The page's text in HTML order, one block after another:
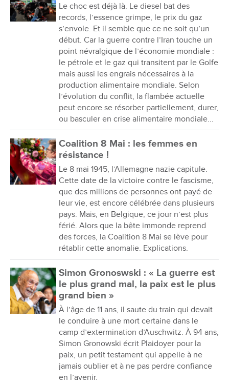
Le choc est déjà là. Le diesel bat des
records, l’essence grimpe, le prix du gaz
s’envole. Et il semble que ce ne soit qu’un
début. Car la guerre contre l’Iran touche un
point névralgique de l’économie mondiale :
le pétrole et le gaz qui transitent par le Golfe
mais aussi les engrais nécessaires à la
production alimentaire mondiale. Selon
l’évolution du conflit, la flambée actuelle
peut encore se résorber partiellement, durer,
ou basculer en crise alimentaire mondiale...
Coalition 8 Mai : les femmes en
résistance !
Le 8 mai 1945, l’Allemagne nazie capitule.
Cette date de la victoire contre le fascisme,
que des millions de personnes ont payé de
leur vie, est encore célébrée dans plusieurs
pays. Mais, en Belgique, ce jour n’est plus
férié. Alors que la bête immonde reprend
des forces, la Coalition 8 Mai se lève pour
rétablir cette anomalie. Explications.
Simon Gronoswski : « La guerre est
le plus grand mal, la paix est le plus
grand bien »
À l’âge de 11 ans, il saute du train qui devait
le conduire à une mort certaine dans le
camp d’extermination d’Auschwitz. À 94 ans,
Simon Gronowski écrit Plaidoyer pour la
paix, un petit testament qui appelle à ne
jamais oublier et à ne pas perdre confiance
en l’avenir.